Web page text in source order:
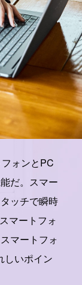
ォンとPC
だ。スマー
ッチで瞬時
マートフォ
マートフォ
しいポイン